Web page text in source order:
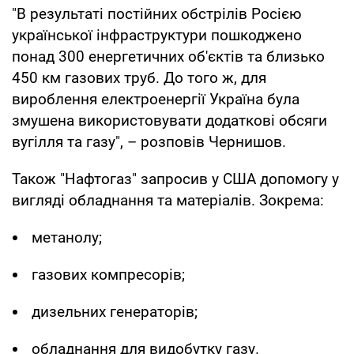
"В результаті постійних обстрілів Росією
української інфраструктури пошкоджено
понад 300 енергетичних об'єктів та близько
450 км газових труб. До того ж, для
вироблення електроенергії Україна була
змушена використовувати додаткові обсяги
вугілля та газу", – розповів Чернишов.
Також "Нафтогаз" запросив у США допомогу у
вигляді обладнання та матеріалів. Зокрема:
метанолу;
газових компресорів;
дизельних генераторів;
обладнання для видобутку газу.